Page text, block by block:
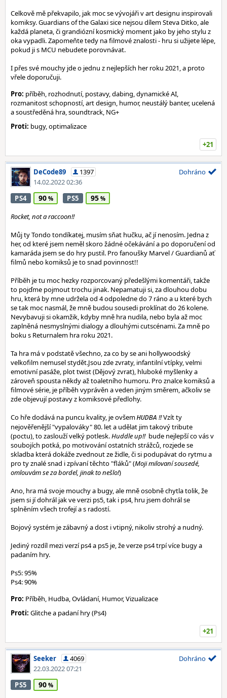
Celkově mě překvapilo, jak moc se vývojáři v art designu inspirovali
komiksy. Guardians of the Galaxi sice nejsou dílem Steva Ditko, ale
každá planeta, či grandiózní kosmický moment jako by jeho stylu z
oka vypadli. Zapomeňte tedy na filmové znalosti - hru si užijete lépe,
pokud ji s MCU nebudete porovnávat.
I přes své mouchy jde o jednu z nejlepších her roku 2021, a proto
vřele doporučuji.
Pro: příběh, rozhodnutí, postavy, dabing, dynamické AI,
rozmanitost schopností, art design, humor, neustálý banter, ucelená
a soustředěná hra, soundtrack, NG+
Proti: bugy, optimalizace
+21
DeCode89
1397
14.02.2022 02:36
Dohráno
PS4 90 PS5 95
Rocket, not a raccoon!!
Můj ty Tondo tondíkatej, musím sňat hučku, ač jí nenosím. Jedna z
her, od které jsem neměl skoro žádné očekávání a po doporučení od
kamaráda jsem se do hry pustil. Pro fanoušky Marvel / Guardianů ať
filmů nebo komiksů je to snad povinnost!!
Příběh je tu moc hezky rozporcovaný předešlými komentáři, takže
to pojďme pojmout trochu jinak. Nepamatuji si, za dlouhou dobu
hru, která by mne udržela od 4 odpoledne do 7 ráno a u které bych
se tak moc nasmál, že mně budou sousedi proklínat do 26 kolene.
Nevybavuji si okamžik, kdyby mně hra nudila, nebo byla až moc
zaplněná nesmyslnými dialogy a dlouhými cutscénami. Za mně po
boku s Returnalem hra roku 2021.
Ta hra má v podstatě všechno, za co by se ani hollywoodský
velkofilm nemusel stydět.Jsou zde zvraty, infantilní vtípky, velmi
emotivní pasáže, plot twist (Dějový zvrat), hluboké myšlenky a
zároveň spousta někdy až toaletního humoru. Pro znalce komiksů a
filmové série, je příběh vyprávěn a veden jiným směrem, ačkoliv se
zde objevují postavy z komiksové předlohy.
Co hře dodává na puncu kvality, je ovšem HUDBA !!Vzít ty
nejověřenější "vypalováky" 80. let a udělat jim takový tribute
(poctu), to zaslouží velký potlesk.Huddle up!! bude nejlepší co vás v
soubojích potká, po motivování ostatních strážců, rozjede se
skladba která dokáže zvednout ze židle, či si podupávat do rytmu a
pro ty znalé snad i zpívaní těchto "fláků" (Moji milovaní sousedé,
omlouvám se za bordel, jinak to nešlo!)
Ano, hra má svoje mouchy a bugy, ale mně osobně chytla tolik, že
jsem si jí dohrál jak ve verzi ps5, tak i ps4, hru jsem dohrál se
splněním všech trofejí a s radostí.
Bojový systém je zábavný a dost i vtipný, nikoliv strohý a nudný.
Jediný rozdíl mezi verzí ps4 a ps5 je, že verze ps4 trpí více bugy a
padaním hry.
Ps5: 95%
Ps4: 90%
Pro: Příběh, Hudba, Ovládaní, Humor, Vizualizace
Proti: Glitche a padaní hry (Ps4)
+21
Seeker
4069
22.03.2022 07:21
Dohráno
PS5 90